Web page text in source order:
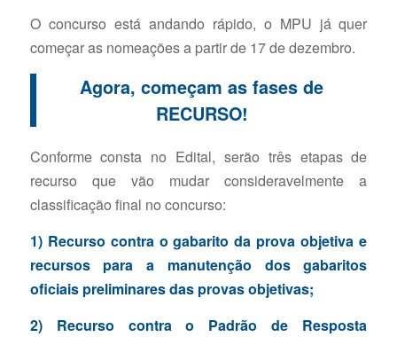
O concurso está andando rápido, o MPU já quer
começar as nomeações a partir de 17 de dezembro.
Agora, começam as fases de
RECURSO!
Conforme consta no Edital, serão três etapas de
recurso que vão mudar consideravelmente a
classificação final no concurso:
1) Recurso contra o gabarito da prova objetiva e
recursos para a manutenção dos gabaritos
oficiais preliminares das provas objetivas;
2) Recurso contra o Padrão de Resposta